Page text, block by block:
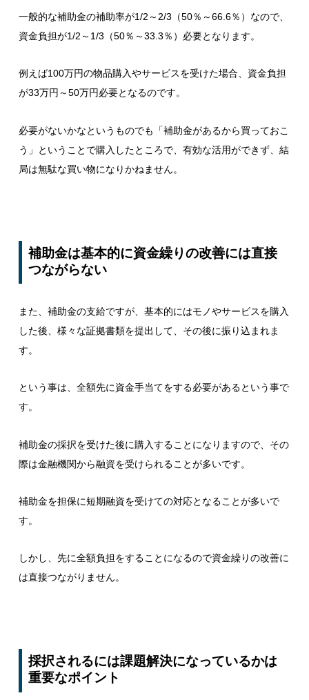
一般的な補助金の補助率が1/2～2/3（50％～66.6％）なので、
資金負担が1/2～1/3（50％～33.3％）必要となります。
例えば100万円の物品購入やサービスを受けた場合、資金負担
が33万円～50万円必要となるのです。
必要がないかなというものでも「補助金があるから買っておこ
う」ということで購入したところで、有効な活用ができず、結
局は無駄な買い物になりかねません。
補助金は基本的に資金繰りの改善には直接
つながらない
また、補助金の支給ですが、基本的にはモノやサービスを購入
した後、様々な証拠書類を提出して、その後に振り込まれま
す。
という事は、全額先に資金手当てをする必要があるという事で
す。
補助金の採択を受けた後に購入することになりますので、その
際は金融機関から融資を受けられることが多いです。
補助金を担保に短期融資を受けての対応となることが多いで
す。
しかし、先に全額負担をすることになるので資金繰りの改善に
は直接つながりません。
採択されるには課題解決になっているかは
重要なポイント